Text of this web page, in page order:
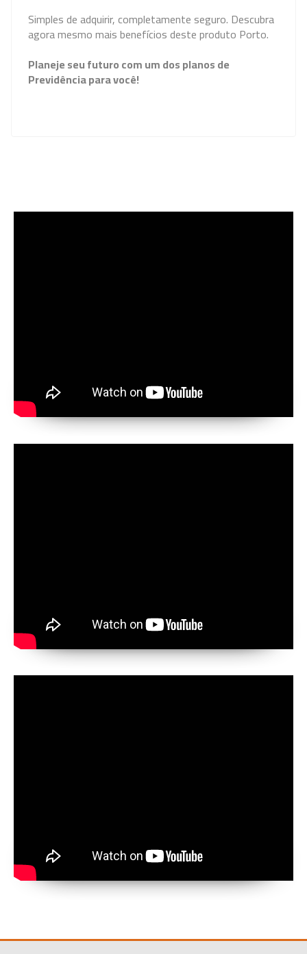
Simples de adquirir, completamente seguro. Descubra
agora mesmo mais benefícios deste produto Porto.
Planeje seu futuro com um dos planos de
Previdência para você!